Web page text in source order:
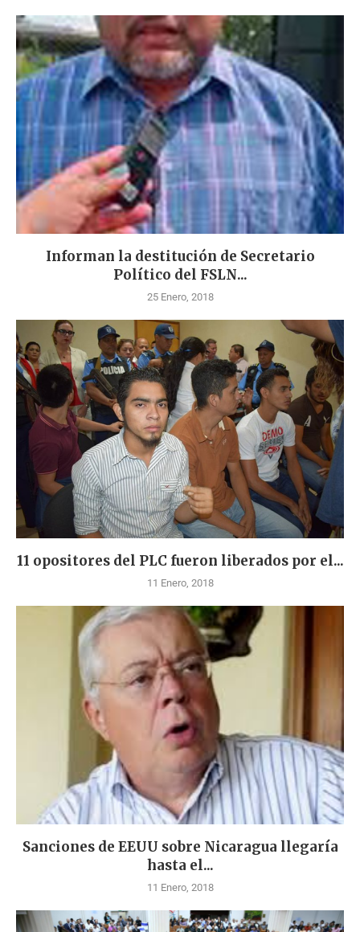
Informan la destitución de Secretario
Político del FSLN...
25 Enero, 2018
11 opositores del PLC fueron liberados por el...
11 Enero, 2018
Sanciones de EEUU sobre Nicaragua llegaría
hasta el...
11 Enero, 2018